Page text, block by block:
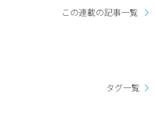
この連載の記事一覧
タグ一覧